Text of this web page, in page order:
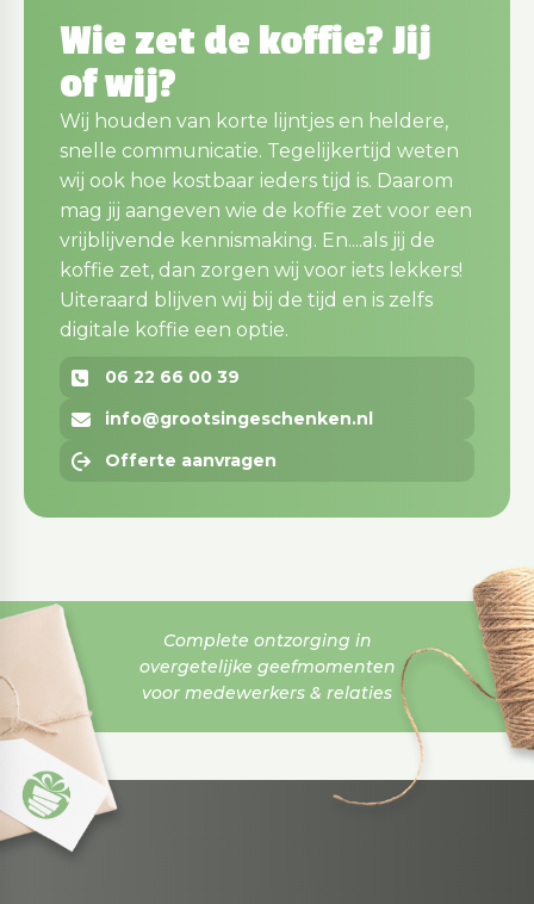
Wie zet de koffie? Jij
of wij?
Wij houden van korte lijntjes en heldere,
snelle communicatie. Tegelijkertijd weten
wij ook hoe kostbaar ieders tijd is. Daarom
mag jij aangeven wie de koffie zet voor een
vrijblijvende kennismaking. En....als jij de
koffie zet, dan zorgen wij voor iets lekkers!
Uiteraard blijven wij bij de tijd en is zelfs
digitale koffie een optie.
06 22 66 00 39
info@grootsingeschenken.nl
Offerte aanvragen
Complete ontzorging in
overgetelijke geefmomenten
voor medewerkers & relaties